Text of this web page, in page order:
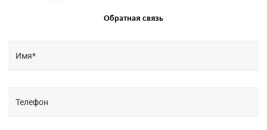
Обратная связь